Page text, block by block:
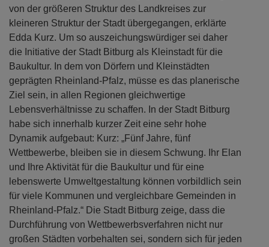
von der größeren Struktur des Landkreises zur
kleineren Struktur der Stadt übergegangen, erklärte
Edda Kurz. Um so auszeichungswürdiger sei daher
die Initiative der Stadt Bitburg als Kleinstadt für die
Baukultur. In dem von Dörfern und Kleinstädten
geprägten Rheinland-Pfalz, müsse es das planerische
Ziel sein, in allen Regionen gleichwertige
Lebensverhältnisse zu schaffen. In der Stadt Bitburg
habe sich innerhalb kurzer Zeit eine sehr hohe
Dynamik aufgebaut: Kurz: „Fünf Jahre, fünf
Wettbewerbe, bleiben sie in diesem Schwung. Ihr Elan
und Ihre Aktivität für die Baukultur und für eine
lebenswerte Umweltgestaltung können vorbildlich sein
für viele Kommunen und vergleichbare Gemeinden in
Rheinland-Pfalz.“ Die Stadt Bitburg zeige, dass die
Durchführung von Wettbewerbsverfahren nicht nur
großen Städten vorbehalten sei, sondern sich für jeden